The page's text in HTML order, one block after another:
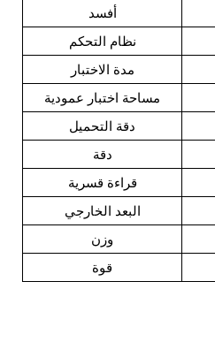
أفسد
نظام التحكم
مدة الاختبار
مساحة اختبار عمودية
دقة التحميل
دقة
قراءة قسرية
البعد الخارجي
وزن
قوة